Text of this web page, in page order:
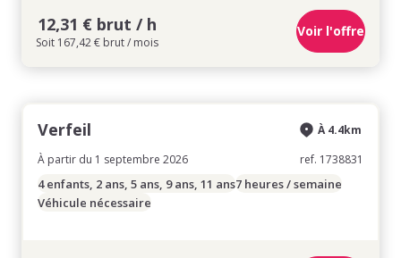
12,31 € brut / h
Soit 167,42 € brut / mois
Voir l'offre
Verfeil
À partir du 1 septembre 2026
À 4.4km
ref. 1738831
4 enfants, 2 ans, 5 ans, 9 ans, 11 ans7 heures / semaine
Véhicule nécessaire